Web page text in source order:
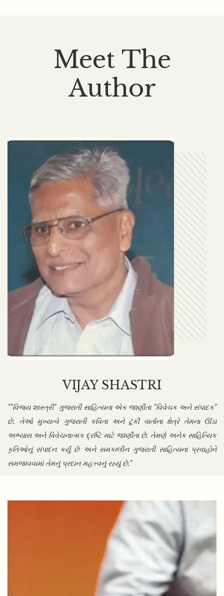
Meet The
Author
VIJAY SHASTRI
""વિજય શાસ્ત્રી" ગુજરાતી સાહિત્યના એક જાણીતા "વિવેચક અને સંપાદક"
છે. તેઓ મુખ્યત્વે ગુજરાતી કવિતા અને ટૂંકી વાર્તાના ક્ષેત્રે તેમના ઊંડા
અભ્યાસ અને વિવેચનાત્મક દ્રષ્ટિ માટે જાણીતા છે. તેમણે અનેક સાહિત્યિક
કૃતિઓનું સંપાદન કર્યું છે અને સમકાલીન ગુજરાતી સાહિત્યના પ્રવાહોને
સમજાવવામાં તેમનું પ્રદાન મહત્ત્વનું રહ્યું છે."